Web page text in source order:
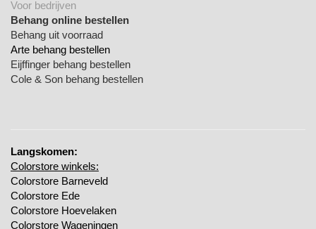
Voor bedrijven
Behang online bestellen
Behang uit voorraad
Arte behang bestellen
Eijffinger behang bestellen
Cole & Son behang bestellen
Langskomen:
Colorstore winkels:
Colorstore Barneveld
Colorstore Ede
Colorstore Hoevelaken
Colorstore Wageningen